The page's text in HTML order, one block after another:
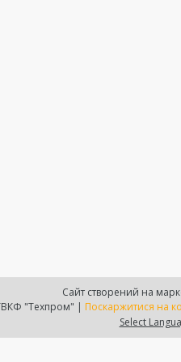
Сайт створений на
ПП "ТВКФ "Техпром" | Поскаржитися на
Select